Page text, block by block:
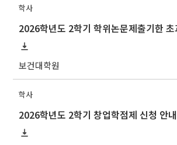
학사
보건대학원
학사
2026학년도 2학기 창업학점제 신청 안내